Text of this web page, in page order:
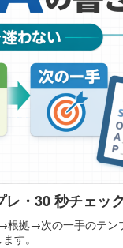
・30 秒チェック
拠→次の一手のテン
す。